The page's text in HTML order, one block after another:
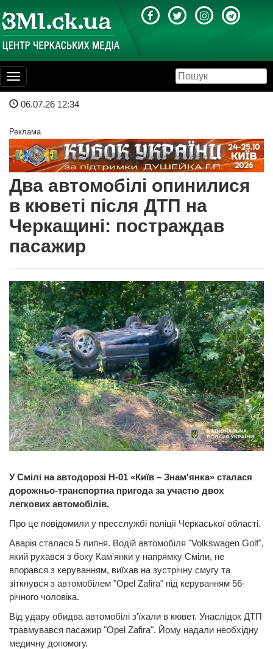
Toggle
navigation
06.07.26 12:34
Реклама
Два автомобілі опинилися
в кюветі після ДТП на
Черкащині: постраждав
пасажир
У Смілі на автодорозі Н-01 «Київ – Знам'янка» сталася
дорожньо-транспортна пригода за участю двох
легкових автомобілів.
Про це повідомили у пресслужбі поліції Черкаської області.
Аварія сталася 5 липня. Водій автомобіля "Volkswagen Golf",
який рухався з боку Кам'янки у напрямку Сміли, не
впорався з керуванням, виїхав на зустрічну смугу та
зіткнувся з автомобілем "Opel Zafira" під керуванням 56-
річного чоловіка.
Від удару обидва автомобілі з'їхали в кювет. Унаслідок ДТП
травмувався пасажир "Opel Zafira". Йому надали необхідну
медичну допомогу.